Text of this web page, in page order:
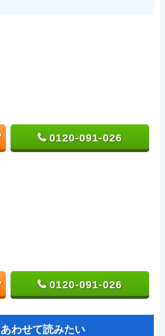
0120-091-026
0120-091-026
あわせて読みたい